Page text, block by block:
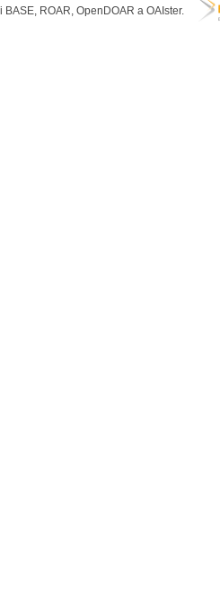
ROAR, OpenDOAR a OAIster.